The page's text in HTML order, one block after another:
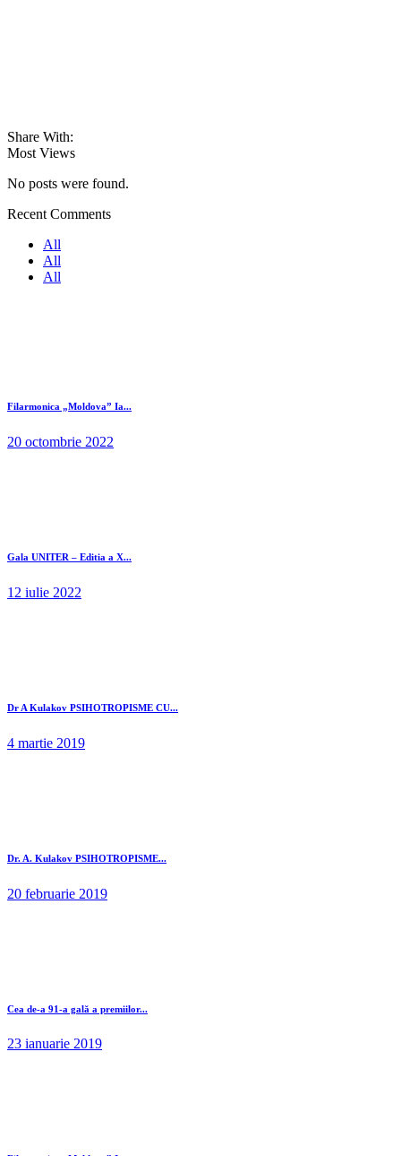
Share With:
Most Views
No posts were found.
Recent Comments
All
All
All
Filarmonica „Moldova” Ia...
20 octombrie 2022
Gala UNITER – Editia a X...
12 iulie 2022
Dr A Kulakov PSIHOTROPISME CU...
4 martie 2019
Dr. A. Kulakov PSIHOTROPISME...
20 februarie 2019
Cea de-a 91-a gală a premiilor...
23 ianuarie 2019